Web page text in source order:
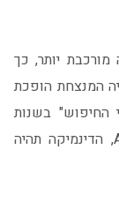
מורכבת יותר, כך
המנצחת הופכת
החיפוש" בשנות
ה-90 וכשל בבחירת גוגל, נמחק. בעידן ה-AI, הדינמיקה תהיה